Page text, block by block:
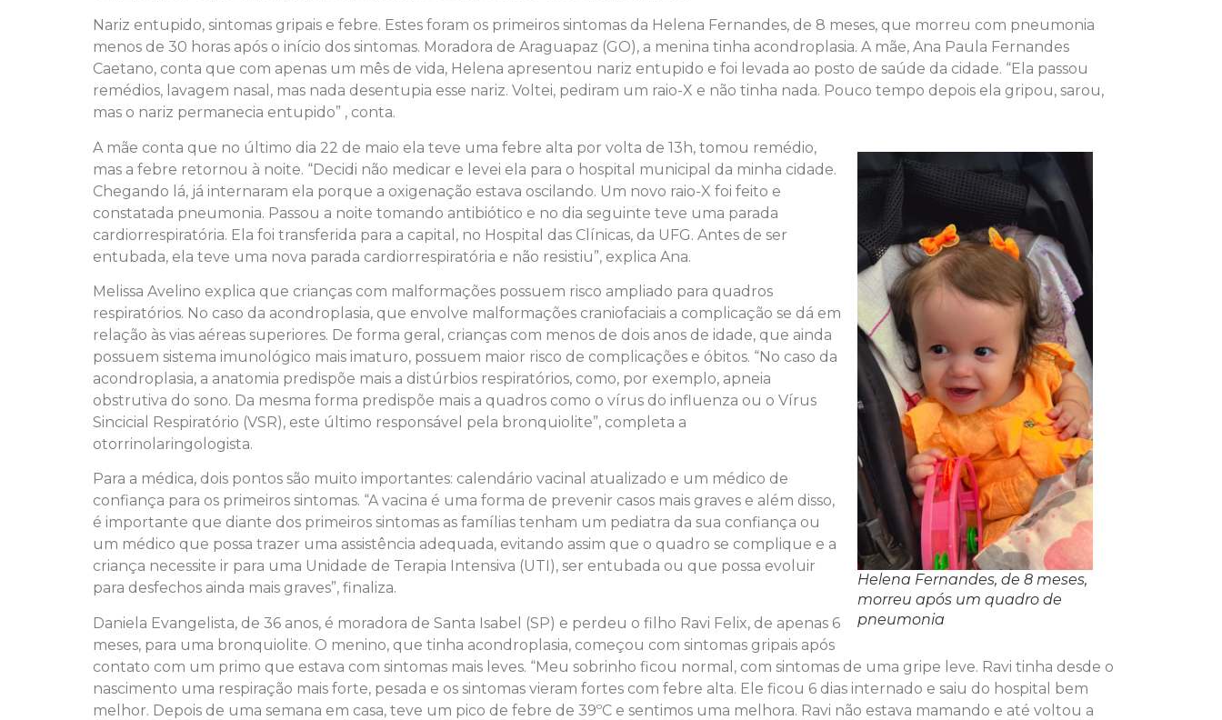
Nariz entupido, sintomas gripais e febre. Estes foram os primeiros sintomas da Helena Fernandes, de 8 meses, que morreu com pneumonia
menos de 30 horas após o início dos sintomas. Moradora de Araguapaz (GO), a menina tinha acondroplasia. A mãe, Ana Paula Fernandes
Caetano, conta que com apenas um mês de vida, Helena apresentou nariz entupido e foi levada ao posto de saúde da cidade. “Ela passou
remédios, lavagem nasal, mas nada desentupia esse nariz. Voltei, pediram um raio-X e não tinha nada. Pouco tempo depois ela gripou, sarou,
mas o nariz permanecia entupido” , conta.
Helena Fernandes, de 8 meses,
morreu após um quadro de
pneumonia
A mãe conta que no último dia 22 de maio ela teve uma febre alta por volta de 13h, tomou remédio,
mas a febre retornou à noite. “Decidi não medicar e levei ela para o hospital municipal da minha cidade.
Chegando lá, já internaram ela porque a oxigenação estava oscilando. Um novo raio-X foi feito e
constatada pneumonia. Passou a noite tomando antibiótico e no dia seguinte teve uma parada
cardiorrespiratória. Ela foi transferida para a capital, no Hospital das Clínicas, da UFG. Antes de ser
entubada, ela teve uma nova parada cardiorrespiratória e não resistiu”, explica Ana.
Melissa Avelino explica que crianças com malformações possuem risco ampliado para quadros
respiratórios. No caso da acondroplasia, que envolve malformações craniofaciais a complicação se dá em
relação às vias aéreas superiores. De forma geral, crianças com menos de dois anos de idade, que ainda
possuem sistema imunológico mais imaturo, possuem maior risco de complicações e óbitos. “No caso da
acondroplasia, a anatomia predispõe mais a distúrbios respiratórios, como, por exemplo, apneia
obstrutiva do sono. Da mesma forma predispõe mais a quadros como o vírus do influenza ou o Vírus
Sincicial Respiratório (VSR), este último responsável pela bronquiolite”, completa a
otorrinolaringologista.
Para a médica, dois pontos são muito importantes: calendário vacinal atualizado e um médico de
confiança para os primeiros sintomas. “A vacina é uma forma de prevenir casos mais graves e além disso,
é importante que diante dos primeiros sintomas as famílias tenham um pediatra da sua confiança ou
um médico que possa trazer uma assistência adequada, evitando assim que o quadro se complique e a
criança necessite ir para uma Unidade de Terapia Intensiva (UTI), ser entubada ou que possa evoluir
para desfechos ainda mais graves”, finaliza.
Daniela Evangelista, de 36 anos, é moradora de Santa Isabel (SP) e perdeu o filho Ravi Felix, de apenas 6
meses, para uma bronquiolite. O menino, que tinha acondroplasia, começou com sintomas gripais após
contato com um primo que estava com sintomas mais leves. “Meu sobrinho ficou normal, com sintomas de uma gripe leve. Ravi tinha desde o
nascimento uma respiração mais forte, pesada e os sintomas vieram fortes com febre alta. Ele ficou 6 dias internado e saiu do hospital bem
melhor. Depois de uma semana em casa, teve um pico de febre de 39ºC e sentimos uma melhora. Ravi não estava mamando e até voltou a